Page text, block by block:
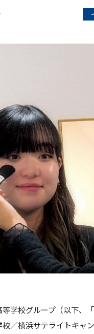
学校グループ（以下、
／横浜サテライトキャ